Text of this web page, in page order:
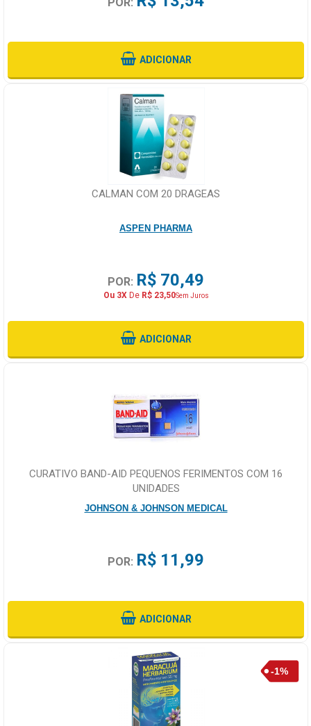
ADICIONAR
CALMAN COM 20 DRAGEAS
ASPEN PHARMA
POR: R$ 70,49
Ou 3XDe R$ 23,50Sem Juros
ADICIONAR
CURATIVO BAND-AID PEQUENOS FERIMENTOS COM 16
UNIDADES
JOHNSON & JOHNSON MEDICAL
POR: R$ 11,99
ADICIONAR